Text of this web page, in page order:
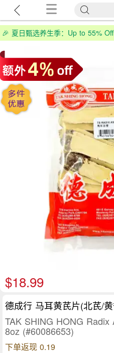
🎉 夏日甄选养生季：Up to 55%
$18.99
德成行 马耳黄芪片(北芪/
TAK SHING HONG
8oz (#60086653)
下单返现 0.19